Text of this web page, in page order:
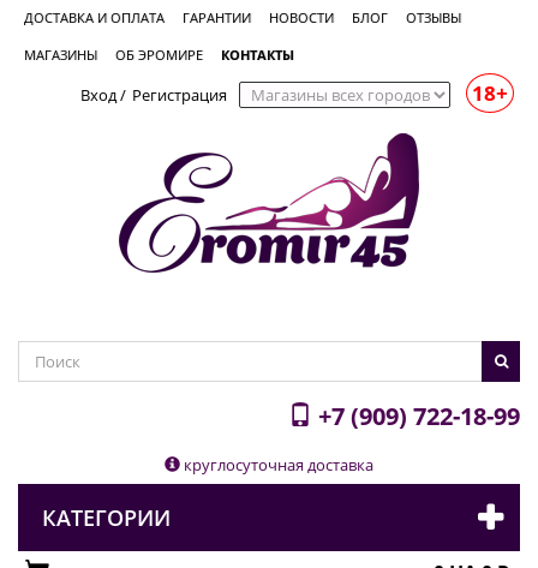
ДОСТАВКА И ОПЛАТА ГАРАНТИИ НОВОСТИ БЛОГ ОТЗЫВЫ
МАГАЗИНЫ ОБ ЭРОМИРЕ КОНТАКТЫ
Вход/ Регистрация 18+
+7 (909) 722-18-99
круглосуточная доставка
КАТЕГОРИИ